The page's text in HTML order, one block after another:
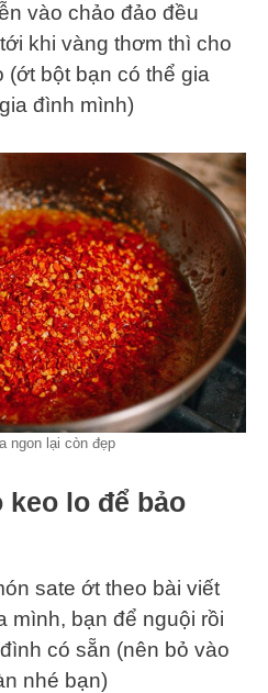
vào chảo đảo đều
khi vàng thơm thì cho
(ớt bột bạn có thể gia
đình mình)
ngon lại còn đẹp
lo để bảo
sate ớt theo bài viết
mình, bạn để nguội rồi
có sẵn (nên bỏ vào
nhé bạn)